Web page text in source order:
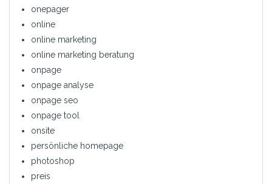
onepager
online
online marketing
online marketing beratung
onpage
onpage analyse
onpage seo
onpage tool
onsite
persönliche homepage
photoshop
preis